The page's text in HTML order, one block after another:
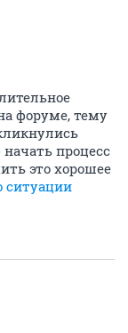
форуме, тему
процесс
это хорошее
ситуации